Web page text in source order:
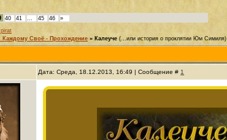
40 41 … 45 46
»
Каждому Своё - Прохождение » Калеуче (...или история о проклятии Юм Симиля)
Дата: Среда, 18.12.2013, 16:49 | Сообщение # 1